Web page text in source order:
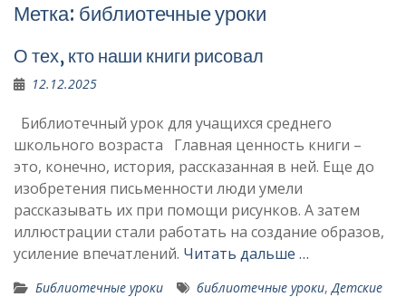
Метка: библиотечные уроки
О тех, кто наши книги рисовал
12.12.2025
Библиотечный урок для учащихся среднего
школьного возраста Главная ценность книги –
это, конечно, история, рассказанная в ней. Еще до
изобретения письменности люди умели
рассказывать их при помощи рисунков. А затем
иллюстрации стали работать на создание образов,
усиление впечатлений. Читать дальше …
Библиотечные уроки библиотечные уроки,Детские